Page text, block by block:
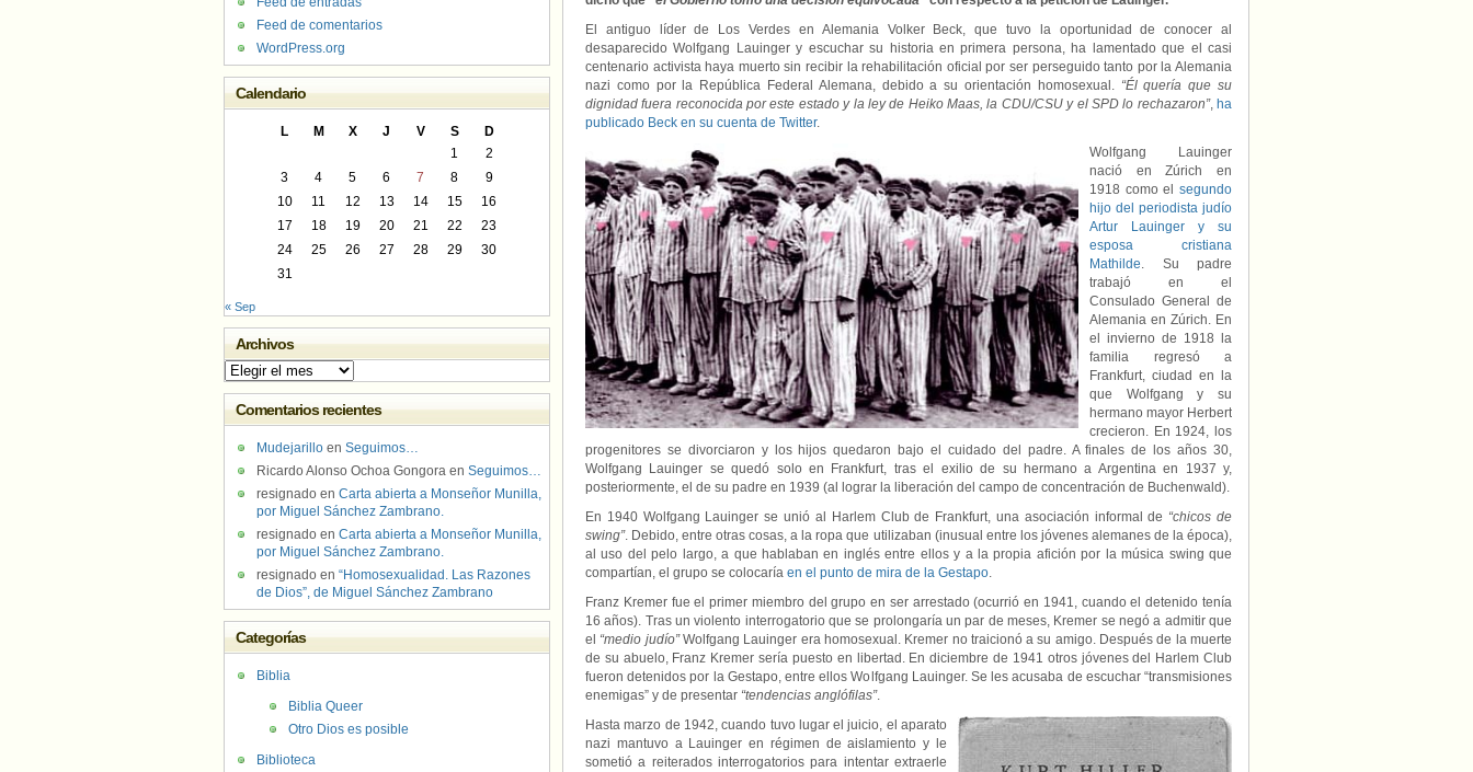
El antiguo líder de Los Verdes en Alemania Volker Beck, que tuvo la oportunidad de conocer al
desaparecido Wolfgang Lauinger y escuchar su historia en primera persona, ha lamentado que el casi
centenario activista haya muerto sin recibir la rehabilitación oficial por ser perseguido tanto por la Alemania
nazi como por la República Federal Alemana, debido a su orientación homosexual. “Él quería que su
dignidad fuera reconocida por este estado y la ley de Heiko Maas, la CDU/CSU y el SPD lo rechazaron”, ha
publicado Beck en su cuenta de Twitter.
Wolfgang Lauinger
nació en Zúrich en
1918 como el segundo
hijo del periodista judío
Artur Lauinger y su
esposa cristiana
Mathilde. Su padre
trabajó en el
Consulado General de
Alemania en Zúrich. En
el invierno de 1918 la
familia regresó a
Frankfurt, ciudad en la
que Wolfgang y su
hermano mayor Herbert
crecieron. En 1924, los
progenitores se divorciaron y los hijos quedaron bajo el cuidado del padre. A finales de los años 30,
Wolfgang Lauinger se quedó solo en Frankfurt, tras el exilio de su hermano a Argentina en 1937 y,
posteriormente, el de su padre en 1939 (al lograr la liberación del campo de concentración de Buchenwald).
En 1940 Wolfgang Lauinger se unió al Harlem Club de Frankfurt, una asociación informal de “chicos de
swing”. Debido, entre otras cosas, a la ropa que utilizaban (inusual entre los jóvenes alemanes de la época),
al uso del pelo largo, a que hablaban en inglés entre ellos y a la propia afición por la música swing que
compartían, el grupo se colocaría en el punto de mira de la Gestapo.
Franz Kremer fue el primer miembro del grupo en ser arrestado (ocurrió en 1941, cuando el detenido tenía
16 años). Tras un violento interrogatorio que se prolongaría un par de meses, Kremer se negó a admitir que
el “medio judío”Wolfgang Lauinger era homosexual. Kremer no traicionó a su amigo. Después de la muerte
de su abuelo, Franz Kremer sería puesto en libertad. En diciembre de 1941 otros jóvenes del Harlem Club
fueron detenidos por la Gestapo, entre ellos Wolfgang Lauinger. Se les acusaba de escuchar “transmisiones
enemigas” y de presentar “tendencias anglófilas”.
Hasta marzo de 1942, cuando tuvo lugar el juicio, el aparato
nazi mantuvo a Lauinger en régimen de aislamiento y le
sometió a reiterados interrogatorios para intentar extraerle
Feed de comentarios
WordPress.org
Calendario
L M X J V S
D
1
2
3
4 5 6 7 8
9
10
11 12 13 14 15
16
17
18 19 20 21 22
23
24
25 26 27 28 29
30
31
« Sep
Archivos
Archivos
Comentarios recientes
Mudejarillo en Seguimos…
Ricardo Alonso Ochoa Gongora en Seguimos…
resignado en Carta abierta a Monseñor Munilla,
por Miguel Sánchez Zambrano.
resignado en Carta abierta a Monseñor Munilla,
por Miguel Sánchez Zambrano.
resignado en “Homosexualidad. Las Razones
de Dios”, de Miguel Sánchez Zambrano
Categorías
Biblia
Biblia Queer
Otro Dios es posible
Biblioteca